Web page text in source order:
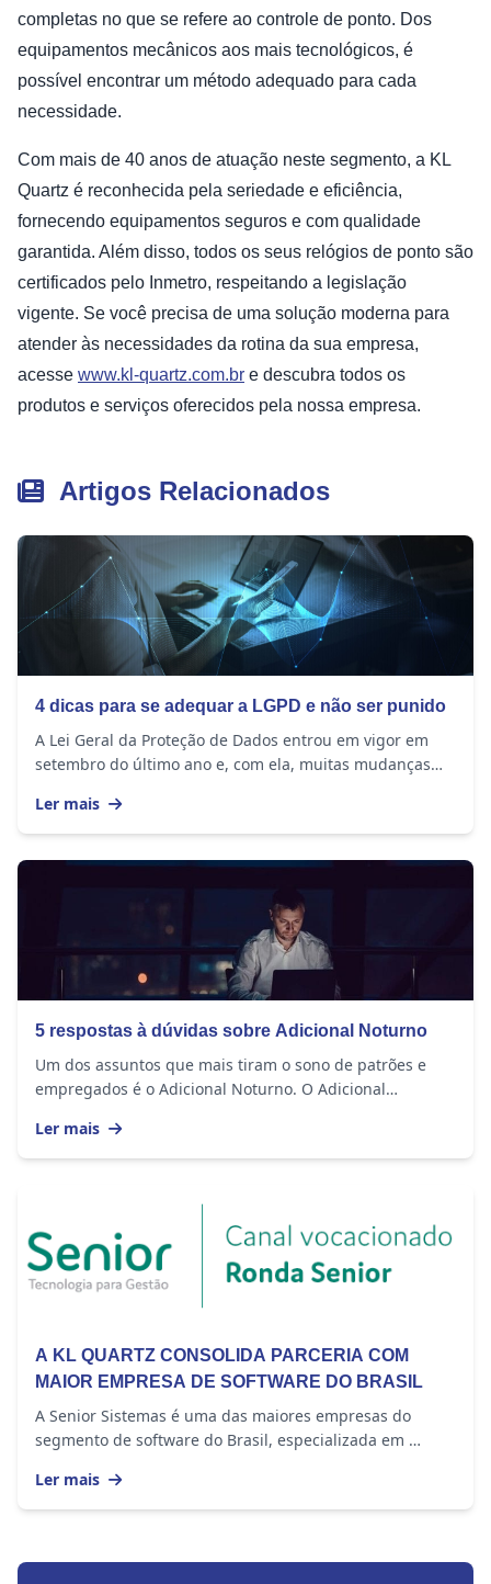
completas no que se refere ao controle de ponto. Dos
equipamentos mecânicos aos mais tecnológicos, é
possível encontrar um método adequado para cada
necessidade.
Com mais de 40 anos de atuação neste segmento, a KL
Quartz é reconhecida pela seriedade e eficiência,
fornecendo equipamentos seguros e com qualidade
garantida. Além disso, todos os seus relógios de ponto são
certificados pelo Inmetro, respeitando a legislação
vigente. Se você precisa de uma solução moderna para
atender às necessidades da rotina da sua empresa,
acesse www.kl-quartz.com.br e descubra todos os
produtos e serviços oferecidos pela nossa empresa.
Artigos Relacionados
4 dicas para se adequar a LGPD e não ser punido
A Lei Geral da Proteção de Dados entrou em vigor em
setembro do último ano e, com ela, muitas mudanças
Ler mais
5 respostas à dúvidas sobre Adicional Noturno
Um dos assuntos que mais tiram o sono de patrões e
empregados é o Adicional Noturno. O Adicional
Ler mais
A KL QUARTZ CONSOLIDA PARCERIA COM
MAIOR EMPRESA DE SOFTWARE DO BRASIL
A Senior Sistemas é uma das maiores empresas do
segmento de software do Brasil, especializada em
Ler mais